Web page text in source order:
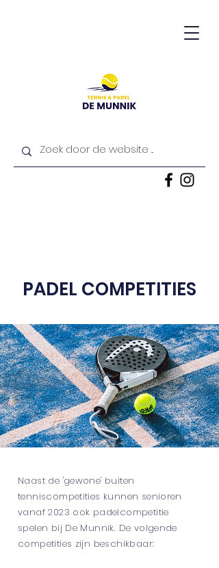
Naast de 'gewone' buiten
tenniscompetities kunnen senioren
vanaf 2023 ook padelcompetitie
spelen bij De Munnik. De volgende
competities zijn beschikbaar:
PADEL COMPETITIES